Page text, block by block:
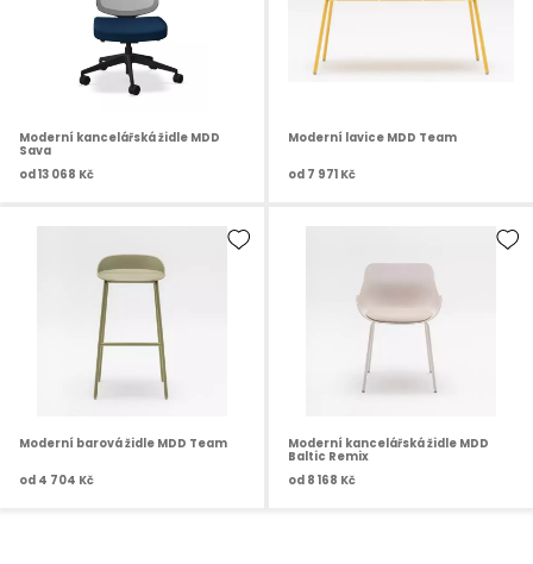
Moderní kancelářská židle MDD
Sava
od 13 068 Kč
Moderní lavice MDD Team
od 7 971 Kč
Moderní barová židle MDD Team
od 4 704 Kč
Moderní kancelářská židle MDD
Baltic Remix
od 8 168 Kč